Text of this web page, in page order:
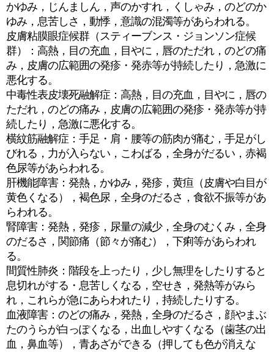
かゆみ，じんましん，声のかすれ，くしゃみ，のどのか
ゆみ，息苦しさ，動悸，意識の混濁等があらわれる。
皮膚粘膜眼症候群（スティーブンス・ジョンソン症候
群）：高熱，目の充血，目やに，唇のただれ，のどの痛
み，皮膚の広範囲の発疹・発赤等が持続したり，急激に
悪化する。
中毒性表皮壊死融解症：高熱，目の充血，目やに，唇の
ただれ，のどの痛み，皮膚の広範囲の発疹・発赤等が持
続したり，急激に悪化する。
横紋筋融解症：手足・肩・腰等の筋肉が痛む，手足がし
びれる，力が入らない，こわばる，全身がだるい，赤褐
色尿等があらわれる。
肝機能障害：発熱，かゆみ，発疹，黄疸（皮膚や白目が
黄色くなる），褐色尿，全身のだるさ，食欲不振等があ
らわれる。
腎障害：発熱，発疹，尿量の減少，全身のむくみ，全身
のだるさ，関節痛（節々が痛む），下痢等があらわれ
る。
間質性肺炎：階段を上ったり，少し無理をしたりすると
息切れがする・息苦しくなる，空せき，発熱等がみら
れ，これらが急にあらわれたり，持続したりする。
血液障害：のどの痛み，発熱，全身のだるさ，顔やまぶ
たのうらが白っぽくなる，出血しやすくなる（歯茎の出
血，鼻血等），青あざができる（押しても色が消えな